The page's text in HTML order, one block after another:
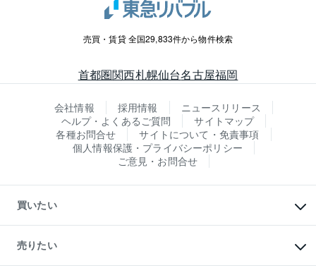
売買・賃貸 全国29,833件から物件検索
首都圏関西札幌仙台名古屋福岡
会社情報 採用情報
ニュースリリース
ヘルプ・よくあるご質問
サイトマップ
各種お問合せ
サイトについて・免責事項
個人情報保護・プライバシーポリシー
ご意見・お問合せ
買いたい
新築・分譲マンションの購入
中古マンションの購入
一戸建ての購入
売りたい